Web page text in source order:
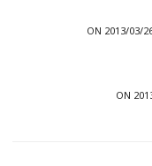
ON 2013/03/
ON